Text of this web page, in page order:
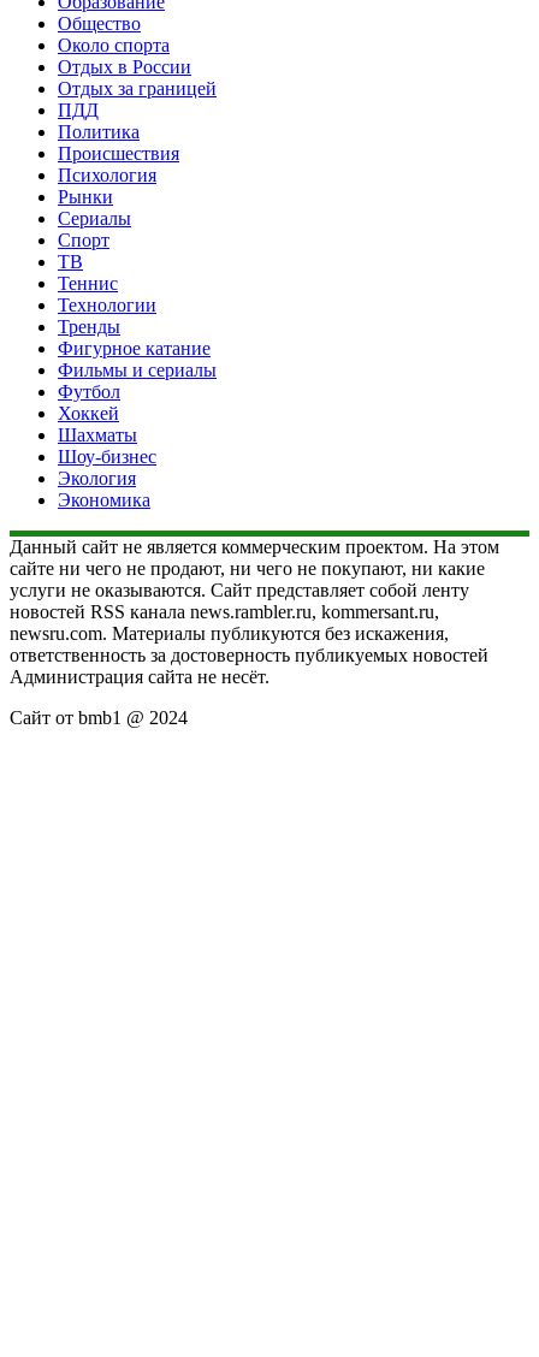
Общество
Около спорта
Отдых в России
Отдых за границей
ПДД
Политика
Происшествия
Психология
Рынки
Сериалы
Спорт
ТВ
Теннис
Технологии
Тренды
Фигурное катание
Фильмы и сериалы
Футбол
Хоккей
Шахматы
Шоу-бизнес
Экология
Экономика
Данный сайт не является коммерческим проектом. На этом
сайте ни чего не продают, ни чего не покупают, ни какие
услуги не оказываются. Сайт представляет собой ленту
новостей RSS канала news.rambler.ru, kommersant.ru,
newsru.com. Материалы публикуются без искажения,
ответственность за достоверность публикуемых новостей
Администрация сайта не несёт.
Сайт от bmb1 @ 2024